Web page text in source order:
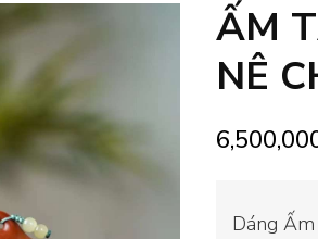
ẤM
NÊ
Dáng Ấm